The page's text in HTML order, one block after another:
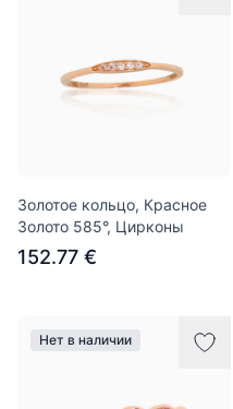
Золотое кольцо, Красное
Золото 585°, Цирконы
152.77 €
Нет в наличии